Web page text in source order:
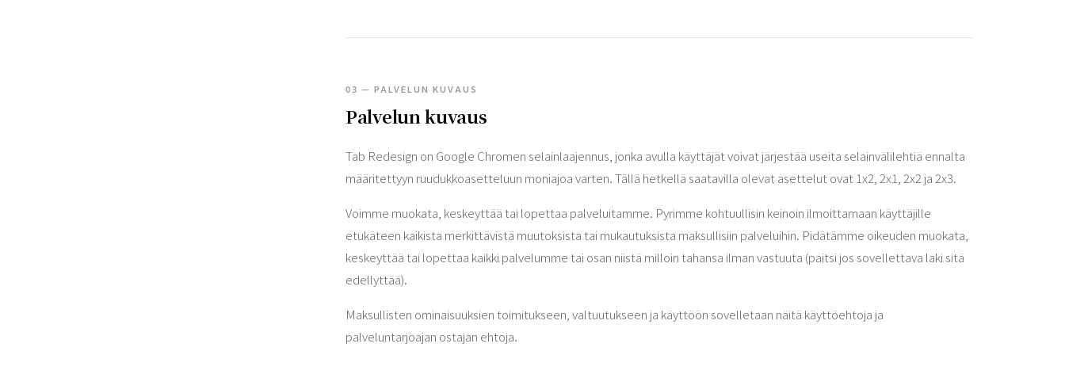
03 — PALVELUN KUVAUS
Palvelun kuvaus
Tab Redesign on Google Chromen selainlaajennus, jonka avulla käyttäjät voivat järjestää useita selainvälilehtiä ennalta
määritettyyn ruudukkoasetteluun moniajoa varten. Tällä hetkellä saatavilla olevat asettelut ovat 1x2, 2x1, 2x2 ja 2x3.
Voimme muokata, keskeyttää tai lopettaa palveluitamme. Pyrimme kohtuullisin keinoin ilmoittamaan käyttäjille
etukäteen kaikista merkittävistä muutoksista tai mukautuksista maksullisiin palveluihin. Pidätämme oikeuden muokata,
keskeyttää tai lopettaa kaikki palvelumme tai osan niistä milloin tahansa ilman vastuuta (paitsi jos sovellettava laki sitä
edellyttää).
Maksullisten ominaisuuksien toimitukseen, valtuutukseen ja käyttöön sovelletaan näitä käyttöehtoja ja
palveluntarjoajan ostajan ehtoja.